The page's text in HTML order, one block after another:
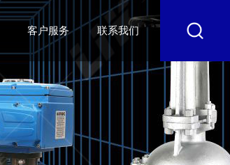
客户服务 联系我们